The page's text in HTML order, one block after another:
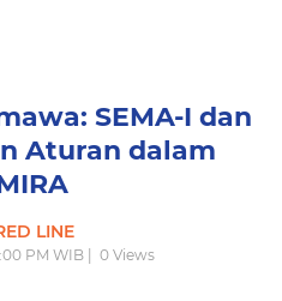
SEMA-I dan
Aturan dalam
LINE
PM WIB | 0Views